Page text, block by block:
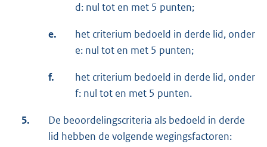
d: nul tot en met 5 punten;
e.
het criterium bedoeld in derde lid, onder
e: nul tot en met 5 punten;
f.
het criterium bedoeld in derde lid, onder
f: nul tot en met 5 punten.
5.
De beoordelingscriteria als bedoeld in derde
lid hebben de volgende wegingsfactoren: